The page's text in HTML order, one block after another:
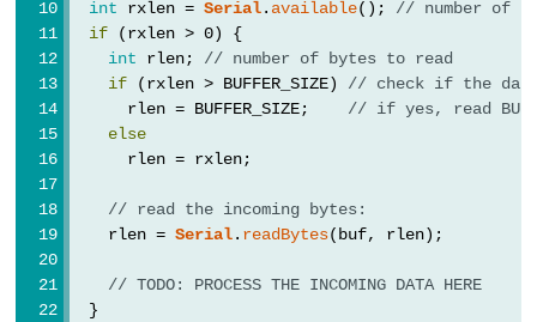
pulseIn()
pulseInLong()
shiftIn()
shiftOut()
tone()
Serial
int rxlen = Serial. available(); // number of
if (rxlen > 0) {
int rlen; // number of bytes to read
if (rxlen > BUFFER_SIZE) // check if the
      rlen = BUFFER_SIZE;
// if yes, read
else
      rlen = rxlen;
// read the incoming bytes:
    rlen =
Serial. readBytes(buf, rlen);
// TODO: PROCESS THE INCOMING DATA HERE
  }